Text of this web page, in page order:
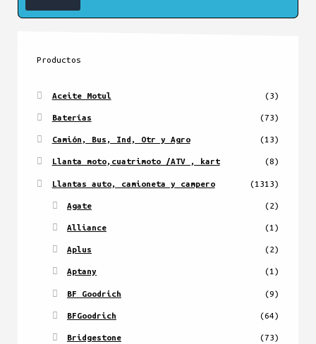
Productos
Aceite Motul (3)
Baterías (73)
Camión, Bus, Ind, Otr y Agro (13)
Llanta moto,cuatrimoto /ATV , kart (8)
Llantas auto, camioneta y campero (1313)
Agate (2)
Alliance (1)
Aplus (2)
Aptany (1)
BF Goodrich (9)
BFGoodrich (64)
Bridgestone (73)